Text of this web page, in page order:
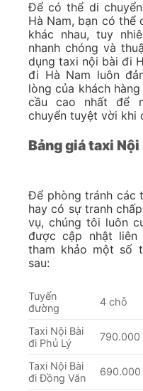
Để có thể di
Hà Nam, bạn có thể
khác nhau, tuy
nhanh chóng và
dụng taxi nội bài đi
đi Hà Nam luôn
lòng của khách
cầu cao nhất để
chuyển tuyệt vời khi
Bảng giá taxi Nội
Để phòng tránh các
hay có sự tranh
vụ, chúng tôi luôn
được cập nhật
tham khảo một số
sau:
Tuyến
đường
4 chỗ
Taxi Nội Bài
đi Phủ Lý
790.000
Taxi Nội Bài
đi Đồng Văn
690.000